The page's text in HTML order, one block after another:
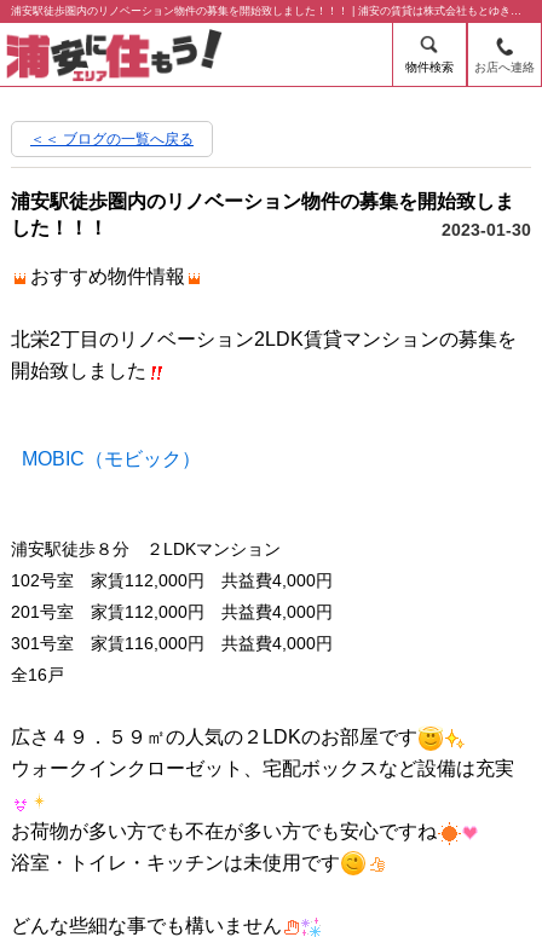
浦安駅徒歩圏内のリノベーション物件の募集を開始致しました！！！ | 浦安の賃貸は株式会社もとゆきにお任せ下さい！
物件検索 お店へ連絡
＜＜ ブログの一覧へ戻る
浦安駅徒歩圏内のリノベーション物件の募集を開始致しま
した！！！
2023-01-30
おすすめ物件情報
北栄2丁目のリノベーション2LDK賃貸マンションの募集を
開始致しました
MOBIC（モビック）
浦安駅徒歩８分 ２LDKマンション
102号室 家賃112,000円 共益費4,000円
201号室 家賃112,000円 共益費4,000円
301号室 家賃116,000円 共益費4,000円
全16戸
広さ４９．５９㎡の人気の２LDKのお部屋です
ウォークインクローゼット、宅配ボックスなど設備は充実
お荷物が多い方でも不在が多い方でも安心ですね
浴室・トイレ・キッチンは未使用です
どんな些細な事でも構いません